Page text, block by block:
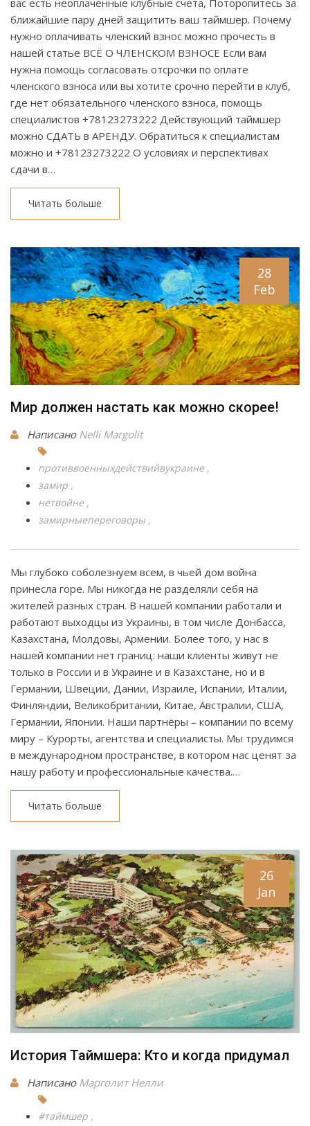
ближайшие пару дней защитить ваш таймшер. Почему
нужно оплачивать членский взнос можно прочесть в
нашей статье ВСЁ О ЧЛЕНСКОМ ВЗНОСЕ Если вам
нужна помощь согласовать отсрочки по оплате
членского взноса или вы хотите срочно перейти в клуб,
где нет обязательного членского взноса, помощь
специалистов +78123273222 Действующий таймшер
можно СДАТЬ в АРЕНДУ. Обратиться к специалистам
можно и +78123273222 О условиях и перспективах
сдачи в…
Читать больше
28
Feb
Мир должен настать как можно скорее!
Написано Nelli Margolit
противвоенныхдействийвукраине
замир
нетвойне
замирныепереговоры
Мы глубоко соболезнуем всем, в чьей дом война
принесла горе. Мы никогда не разделяли себя на
жителей разных стран. В нашей компании работали и
работают выходцы из Украины, в том числе Донбасса,
Казахстана, Молдовы, Армении. Более того, у нас в
нашей компании нет границ: наши клиенты живут не
только в России и в Украине и в Казахстане, но и в
Германии, Швеции, Дании, Израиле, Испании, Италии,
Финляндии, Великобритании, Китае, Австралии, США,
Германии, Японии. Наши партнёры – компании по всему
миру – Курорты, агентства и специалисты. Мы трудимся
в международном пространстве, в котором нас ценят за
нашу работу и профессиональные качества.…
Читать больше
26
Jan
История Таймшера: Кто и когда придумал
Написано Марголит Нелли
#таймшер